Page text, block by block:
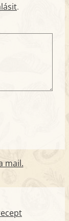
.
mail.